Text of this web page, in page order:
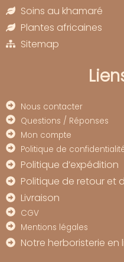
Soins au khamaré
Plantes africaines
Sitemap
Nous contacter
Questions / Réponses
Mon compte
Politique de
Politique d’expédition
Politique de retour et
Livraison
CGV
Mentions légales
Notre herboristerie en